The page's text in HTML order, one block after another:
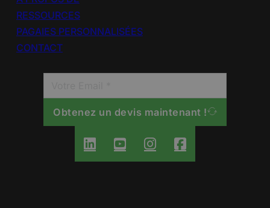
RESSOURCES
PAGAIES PERSONNALISÉES
CONTACT
Obtenez un devis maintenant !